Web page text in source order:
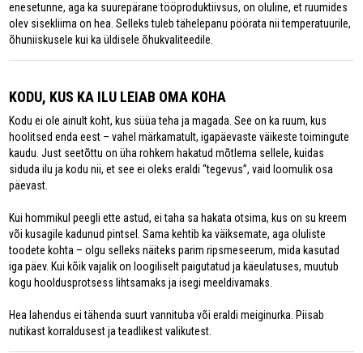
enesetunne, aga ka suurepärane tööproduktiivsus, on oluline, et ruumides
olev sisekliima on hea. Selleks tuleb tähelepanu pöörata nii temperatuurile,
õhuniiskusele kui ka üldisele õhukvaliteedile.
KODU, KUS KA ILU LEIAB OMA KOHA
Kodu ei ole ainult koht, kus süüa teha ja magada. See on ka ruum, kus
hoolitsed enda eest – vahel märkamatult, igapäevaste väikeste toimingute
kaudu. Just seetõttu on üha rohkem hakatud mõtlema sellele, kuidas
siduda ilu ja kodu nii, et see ei oleks eraldi “tegevus”, vaid loomulik osa
päevast.
Kui hommikul peegli ette astud, ei taha sa hakata otsima, kus on su kreem
või kusagile kadunud pintsel. Sama kehtib ka väiksemate, aga oluliste
toodete kohta – olgu selleks näiteks parim ripsmeseerum, mida kasutad
iga päev. Kui kõik vajalik on loogiliselt paigutatud ja käeulatuses, muutub
kogu hooldusprotsess lihtsamaks ja isegi meeldivamaks.
Hea lahendus ei tähenda suurt vannituba või eraldi meiginurka. Piisab
nutikast korraldusest ja teadlikest valikutest.